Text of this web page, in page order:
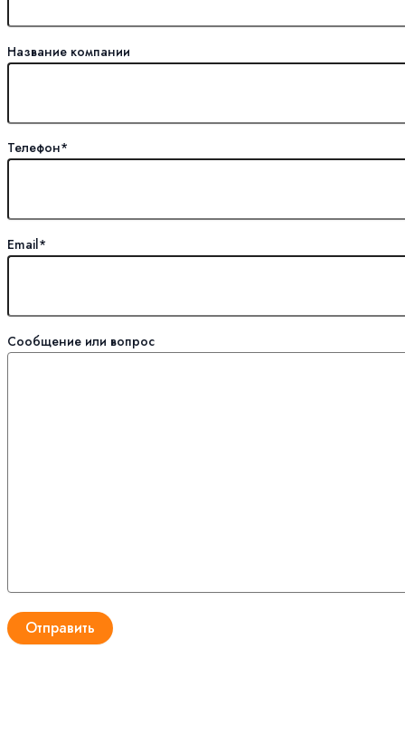
Название компании
Телефон*
Email*
Сообщение или вопрос